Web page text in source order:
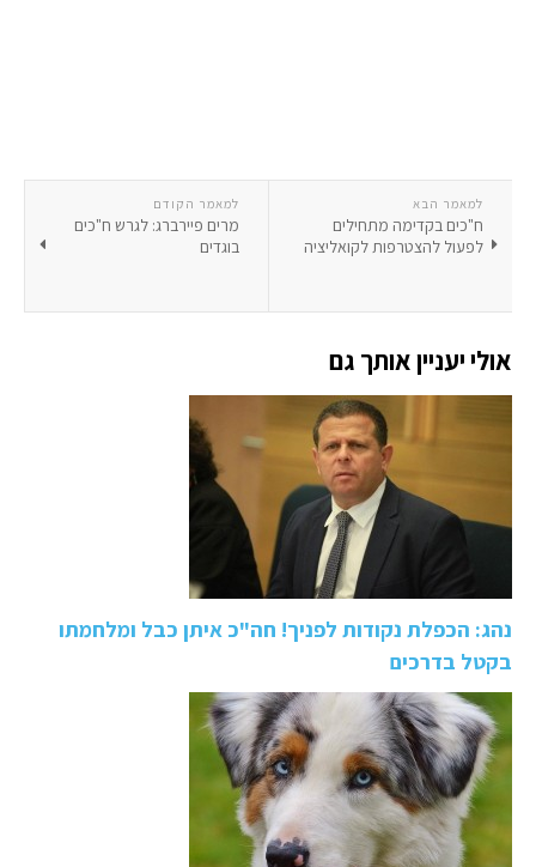
למאמר הקודם
מרים פיירברג: לגרש ח"כים
בוגדים
למאמר הבא
ח"כים בקדימה מתחילים
לפעול להצטרפות לקואליציה
אולי יעניין אותך גם
נהג: הכפלת נקודות לפניך! חה"כ איתן כבל ומלחמתו
בקטל בדרכים